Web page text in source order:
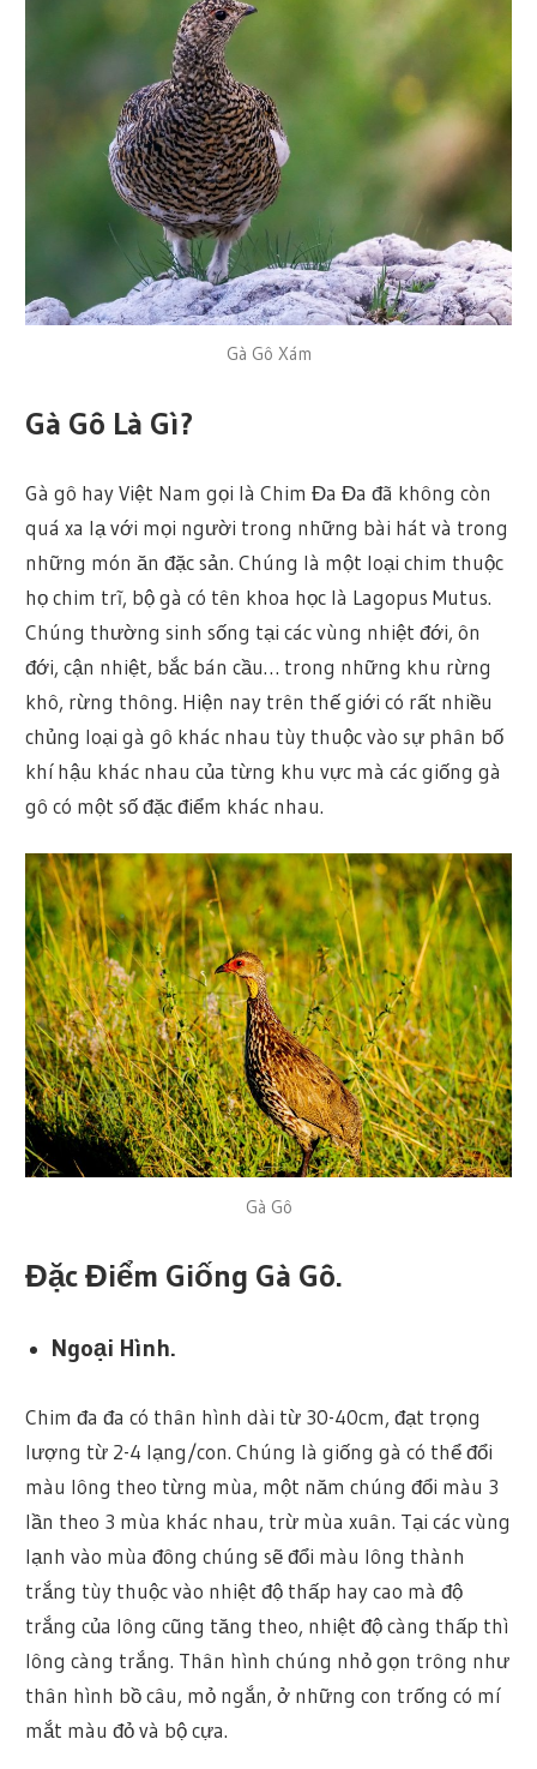
Gà Gô Xám
Gà Gô Là Gì?
Gà gô hay Việt Nam gọi là Chim Đa Đa đã không còn
quá xa lạ với mọi người trong những bài hát và trong
những món ăn đặc sản. Chúng là một loại chim thuộc
họ chim trĩ, bộ gà có tên khoa học là Lagopus Mutus.
Chúng thường sinh sống tại các vùng nhiệt đới, ôn
đới, cận nhiệt, bắc bán cầu… trong những khu rừng
khô, rừng thông. Hiện nay trên thế giới có rất nhiều
chủng loại gà gô khác nhau tùy thuộc vào sự phân bố
khí hậu khác nhau của từng khu vực mà các giống gà
gô có một số đặc điểm khác nhau.
Gà Gô
Đặc Điểm Giống Gà Gô.
Ngoại Hình.
Chim đa đa có thân hình dài từ 30-40cm, đạt trọng
lượng từ 2-4 lạng/con. Chúng là giống gà có thể đổi
màu lông theo từng mùa, một năm chúng đổi màu 3
lần theo 3 mùa khác nhau, trừ mùa xuân. Tại các vùng
lạnh vào mùa đông chúng sẽ đổi màu lông thành
trắng tùy thuộc vào nhiệt độ thấp hay cao mà độ
trắng của lông cũng tăng theo, nhiệt độ càng thấp thì
lông càng trắng. Thân hình chúng nhỏ gọn trông như
thân hình bồ câu, mỏ ngắn, ở những con trống có mí
mắt màu đỏ và bộ cựa.